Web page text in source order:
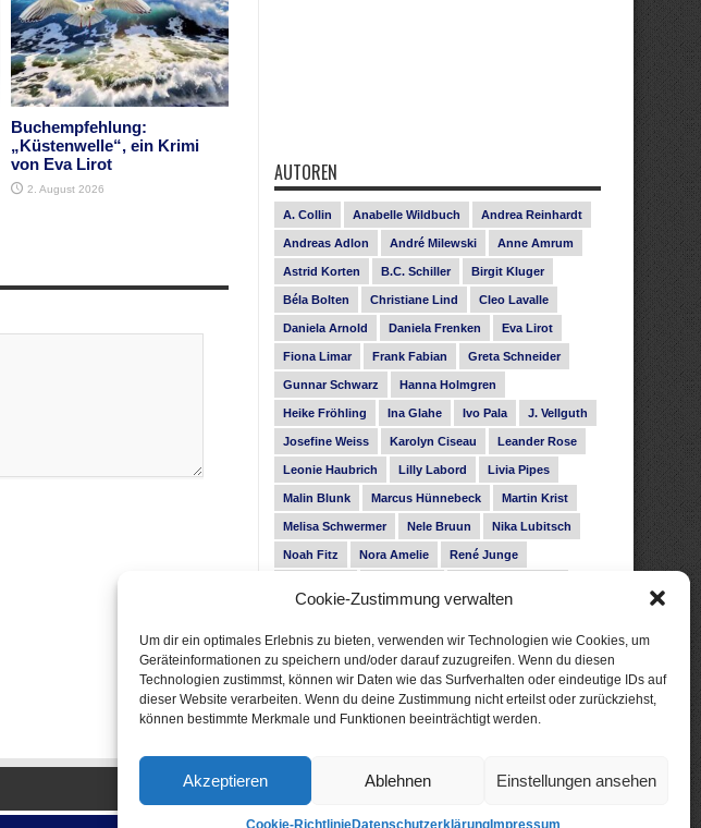
Cookie-Zustimmung verwalten
Um dir ein optimales Erlebnis zu bieten, verwenden wir Technologien wie Cookies, um
Geräteinformationen zu speichern und/oder darauf zuzugreifen. Wenn du diesen
Technologien zustimmst, können wir Daten wie das Surfverhalten oder eindeutige IDs auf
dieser Website verarbeiten. Wenn du deine Zustimmung nicht erteilst oder zurückziehst,
können bestimmte Merkmale und Funktionen beeinträchtigt werden.
Akzeptieren Ablehnen Einstellungen ansehen
Cookie-RichtlinieDatenschutzerklärung Impressum
Buchempfehlung:
„Küstenwelle“, ein Krimi
von Eva Lirot
2. August 2026
AUTOREN
A. Collin Anabelle Wildbuch Andrea Reinhardt
Andreas Adlon André Milewski Anne Amrum
Astrid Korten B.C. Schiller Birgit Kluger
Béla Bolten Christiane Lind Cleo Lavalle
Daniela Arnold Daniela Frenken Eva Lirot
Fiona Limar Frank Fabian Greta Schneider
Gunnar Schwarz Hanna Holmgren
Heike Fröhling Ina Glahe Ivo Pala J. Vellguth
Josefine Weiss Karolyn Ciseau Leander Rose
Leonie Haubrich Lilly Labord Livia Pipes
Malin Blunk Marcus Hünnebeck Martin Krist
Melisa Schwermer Nele Bruun Nika Lubitsch
Noah Fitz Nora Amelie René Junge
Subina Giuletti